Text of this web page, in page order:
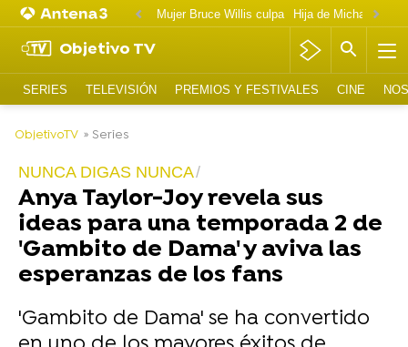
Mujer Bruce Willis culpa
Objetivo TV
SERIES TELEVISIÓN PREMIOS Y FESTIVALES CINE
ObjetivoTV » Series
NUNCA DIGAS NUNCA
Anya Taylor-Joy revela sus
ideas para una temporada 2 de
'Gambito de Dama' y aviva las
esperanzas de los fans
'Gambito de Dama' se ha convertido